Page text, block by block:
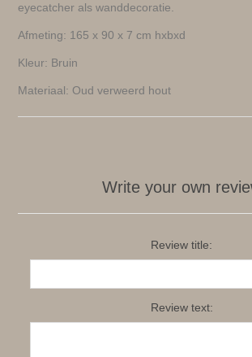
eyecatcher als wanddecoratie.
Afmeting: 165 x 90 x 7 cm hxbxd
Kleur: Bruin
Materiaal: Oud verweerd hout
Write your own
Review title:
Review text: